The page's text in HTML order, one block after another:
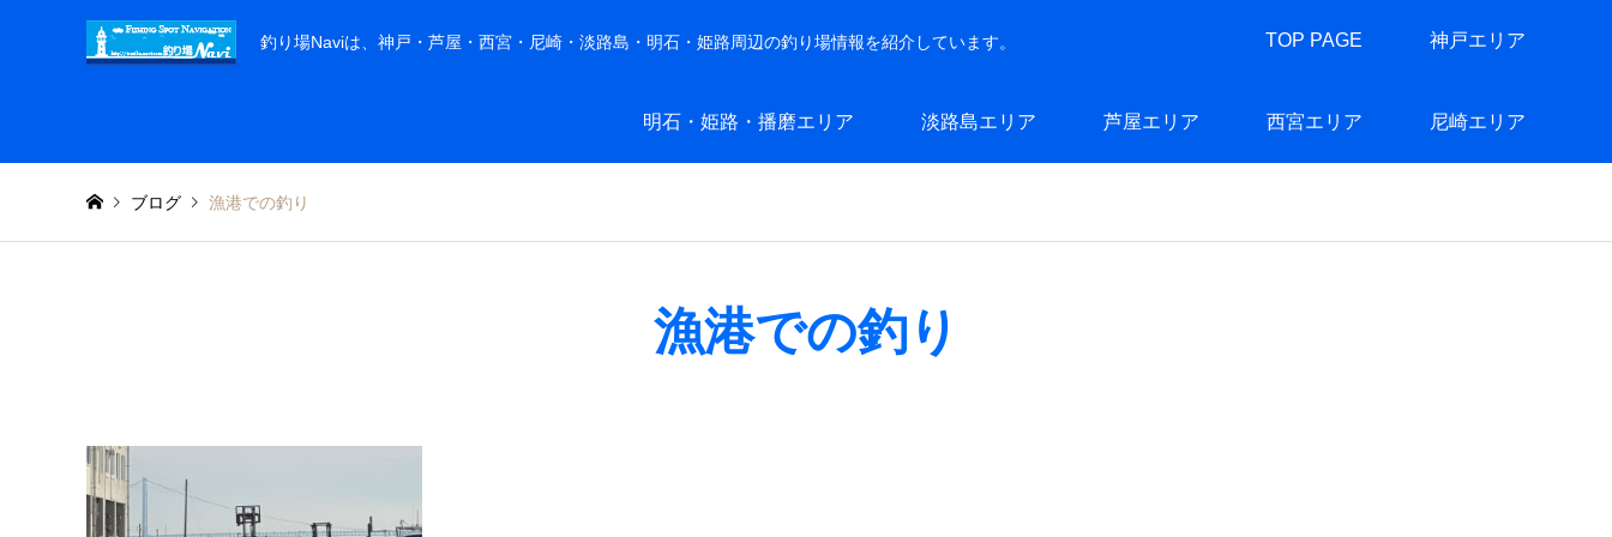
釣り場Naviは、神戸・芦屋・西宮・尼崎・淡路島・明石・姫路周辺の釣り場情報を紹介しています。 TOP PAGE 神戸エリア
明石・姫路・播磨エリア 淡路島エリア 芦屋エリア 西宮エリア 尼崎エリア
ブログ 漁港での釣り
漁港での釣り